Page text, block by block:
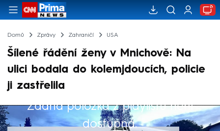
Domů Zprávy Zahraničí USA
Šílené řádění ženy v Mnichově: Na
ulici bodala do kolemjdoucích, policie
ji zastřelila
Žádná položka z playlistu není
dostupná.
Výběr redakce